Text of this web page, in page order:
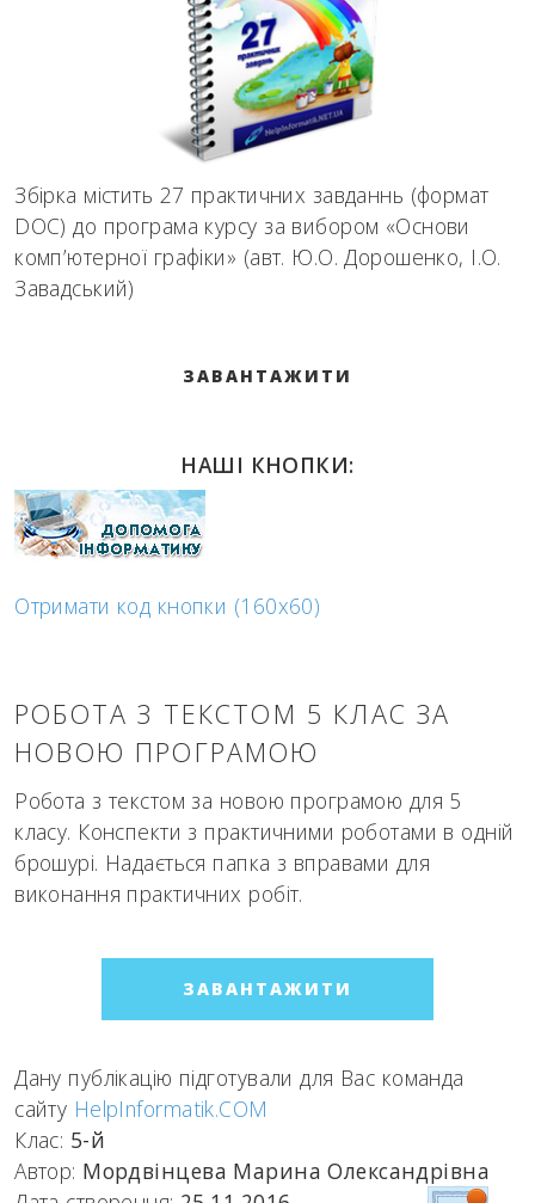
Збірка містить 27 практичних завданнь (формат
DOC) до програма курсу за вибором «Основи
комп’ютерної графіки» (авт. Ю.О. Дорошенко, І.О.
Завадський)
ЗАВАНТАЖИТИ
НАШІ КНОПКИ:
Отримати код кнопки (160x60)
РОБОТА З ТЕКСТОМ 5 КЛАС ЗА
НОВОЮ ПРОГРАМОЮ
Робота з текстом за новою програмою для 5
класу. Конспекти з практичними роботами в одній
брошурі. Надається папка з вправами для
виконання практичних робіт.
ЗАВАНТАЖИТИ
Дану публікацію підготували для Вас команда
сайту HelpInformatik.COM
Клас: 5-й
Автор: Мордвінцева Марина Олександрівна